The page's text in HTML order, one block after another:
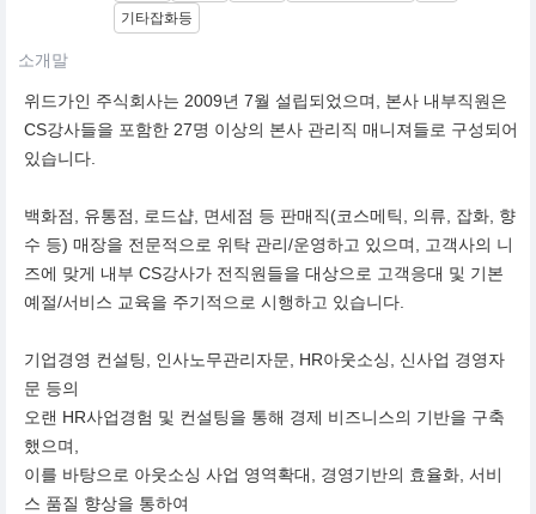
기타잡화등
소개말
위드가인 주식회사는 2009년 7월 설립되었으며, 본사 내부직원은
CS강사들을 포함한 27명 이상의 본사 관리직 매니져들로 구성되어
있습니다.
백화점, 유통점, 로드샵, 면세점 등 판매직(코스메틱, 의류, 잡화, 향
수 등) 매장을 전문적으로 위탁 관리/운영하고 있으며, 고객사의 니
즈에 맞게 내부 CS강사가 전직원들을 대상으로 고객응대 및 기본
예절/서비스 교육을 주기적으로 시행하고 있습니다.
기업경영 컨설팅, 인사노무관리자문, HR아웃소싱, 신사업 경영자
문 등의
오랜 HR사업경험 및 컨설팅을 통해 경제 비즈니스의 기반을 구축
했으며,
이를 바탕으로 아웃소싱 사업 영역확대, 경영기반의 효율화, 서비
스 품질 향상을 통하여